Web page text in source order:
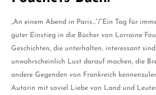
„An einem Abend in Paris…“/“Ein Tag für
guter Einstieg in die Bücher von Lorraine
Geschichten, die unterhalten, interessant
unwahrscheinlich Lust darauf machen, die
andere Gegenden von Frankreich
Autorin mit soviel Liebe von Land und